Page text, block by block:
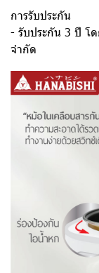
การรับประกัน
- รับประกัน 3 ปี โ
จำกัด